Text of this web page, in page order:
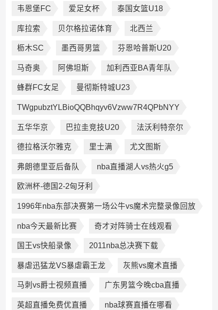
韦恩堡FC 爱足女杯 泰国女篮U18
库拉索 贝尔格拉诺体育 北西兰
枥木SC 墨西哥男篮 芬恩哈普斯U20
马奇奥 阿佛坦斯 加利西亚BA青年队
蜂群FC女足 曼彻斯特城U23
TWgpubztYLBioQQBhqyv6Vzww7R4QPbNYY
五华华京 巴拉圭竞技U20 法沃利特奈尔
德拉格沃尔雅克 里士满 尤文图斯
弗朗德里亚后备队 nba直播湖人vs热火g5
欧洲杯-德国2-2匈牙利
1996年nba东部决赛第一场公牛vs魔术完整录像回放
nba今天最新比赛 奇才对阵骑士在线观看
国王vs快船录像 2011nba总决赛下载
暴虐迅猛龙VS暴虐霸王龙 灰熊vs魔术直播
马刺vs爵士视频直播 广东男篮今晚cba直播
英超直播免费优直播 nba球赛直播在哪看